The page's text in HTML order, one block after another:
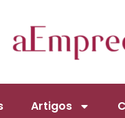
Artigos